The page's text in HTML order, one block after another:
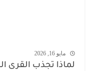
مايو 16, 2026
لماذا تجذب القرى